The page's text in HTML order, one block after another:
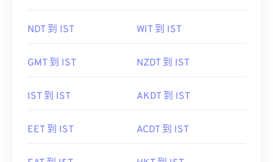
NDT 到 IST WIT 到 IST
GMT 到 IST NZDT 到 IST
IST 到 IST AKDT 到 IST
EET 到 IST ACDT 到 IST